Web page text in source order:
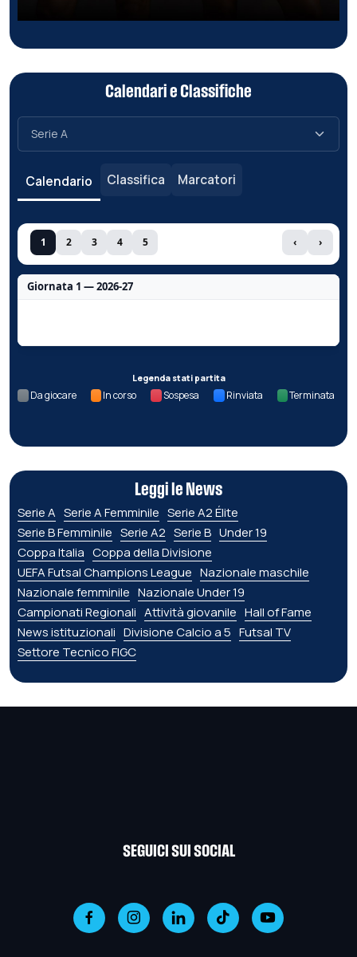
Calendari e Classifiche
Calendario Classifica Marcatori
1 2 3 4 5 ‹ ›
Giornata 1 — 2026-27
Legenda stati partita
Da giocare In corso Sospesa Rinviata Terminata
Leggi le News
Serie A Serie A Femminile Serie A2 Élite
Serie B Femminile Serie A2 Serie B Under 19
Coppa Italia Coppa della Divisione
UEFA Futsal Champions League Nazionale maschile
Nazionale femminile Nazionale Under 19
Campionati Regionali Attività giovanile Hall of Fame
News istituzionali Divisione Calcio a 5 Futsal TV
Settore Tecnico FIGC
SEGUICI SUI SOCIAL